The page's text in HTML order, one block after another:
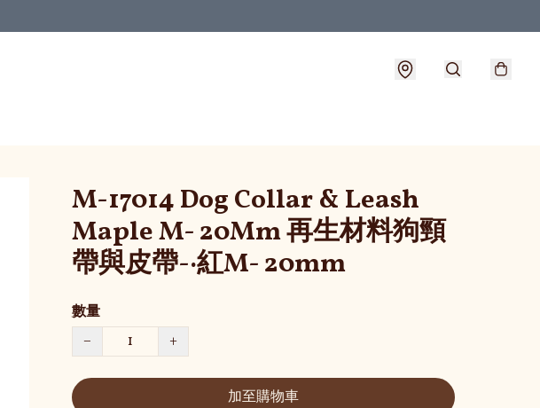
M-17014 Dog Collar & Leash
Maple M- 20Mm 再生材料狗頸
帶與皮帶-·紅M- 20mm
數量
−
+
加至購物車